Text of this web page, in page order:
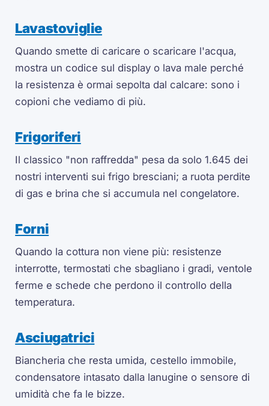
Lavastoviglie
Quando smette di caricare o scaricare l'acqua,
mostra un codice sul display o lava male perché
la resistenza è ormai sepolta dal calcare: sono i
copioni che vediamo di più.
Frigoriferi
Il classico "non raffredda" pesa da solo 1.645 dei
nostri interventi sui frigo bresciani; a ruota perdite
di gas e brina che si accumula nel congelatore.
Forni
Quando la cottura non viene più: resistenze
interrotte, termostati che sbagliano i gradi, ventole
ferme e schede che perdono il controllo della
temperatura.
Asciugatrici
Biancheria che resta umida, cestello immobile,
condensatore intasato dalla lanugine o sensore di
umidità che fa le bizze.